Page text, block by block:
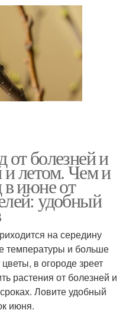
от болезней и
и летом. Чем и
в июне от
удобный
на середину
температуры и больше
в огороде зреет
растения от болезней и
Ловите удобный
июня.